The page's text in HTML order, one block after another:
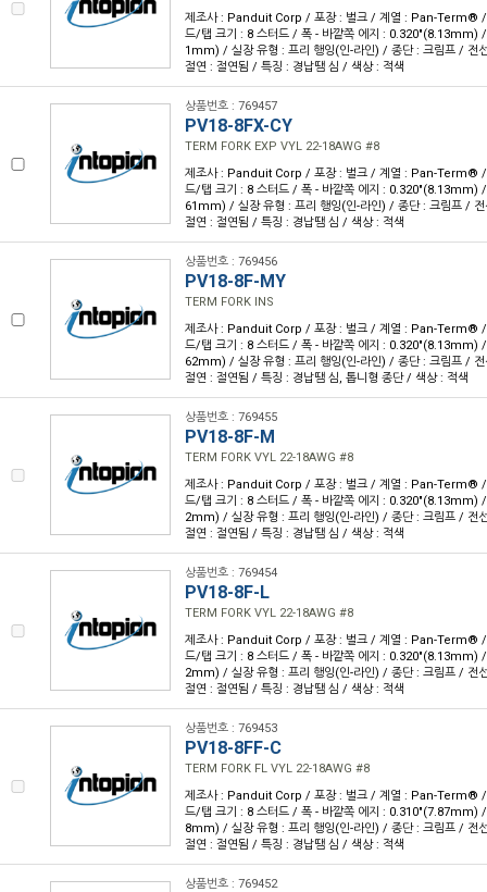
제조사 : Panduit Corp / 포장 : 벌크 / 계열 : Pan-Term® /
드/탭 크기 : 8 스터드 / 폭 - 바깥쪽 에지 : 0.320"(8.13mm)
1mm) / 실장 유형 : 프리 행잉(인-라인) / 종단 : 크림프 / 전
절연 : 절연됨 / 특징 : 경납땜 심 / 색상 : 적색
상품번호 : 769457
PV18-8FX-CY
TERM FORK EXP VYL 22-18AWG #8
제조사 : Panduit Corp / 포장 : 벌크 / 계열 : Pan-Term® /
드/탭 크기 : 8 스터드 / 폭 - 바깥쪽 에지 : 0.320"(8.13mm)
61mm) / 실장 유형 : 프리 행잉(인-라인) / 종단 : 크림프 /
절연 : 절연됨 / 특징 : 경납땜 심 / 색상 : 적색
상품번호 : 769456
PV18-8F-MY
TERM FORK INS
제조사 : Panduit Corp / 포장 : 벌크 / 계열 : Pan-Term® /
드/탭 크기 : 8 스터드 / 폭 - 바깥쪽 에지 : 0.320"(8.13mm)
62mm) / 실장 유형 : 프리 행잉(인-라인) / 종단 : 크림프 /
절연 : 절연됨 / 특징 : 경납땜 심, 톱니형 종단 / 색상 : 적색
상품번호 : 769455
PV18-8F-M
TERM FORK VYL 22-18AWG #8
제조사 : Panduit Corp / 포장 : 벌크 / 계열 : Pan-Term® /
드/탭 크기 : 8 스터드 / 폭 - 바깥쪽 에지 : 0.320"(8.13mm)
2mm) / 실장 유형 : 프리 행잉(인-라인) / 종단 : 크림프 / 전
절연 : 절연됨 / 특징 : 경납땜 심 / 색상 : 적색
상품번호 : 769454
PV18-8F-L
TERM FORK VYL 22-18AWG #8
제조사 : Panduit Corp / 포장 : 벌크 / 계열 : Pan-Term® /
드/탭 크기 : 8 스터드 / 폭 - 바깥쪽 에지 : 0.320"(8.13mm)
2mm) / 실장 유형 : 프리 행잉(인-라인) / 종단 : 크림프 / 전
절연 : 절연됨 / 특징 : 경납땜 심 / 색상 : 적색
상품번호 : 769453
PV18-8FF-C
TERM FORK FL VYL 22-18AWG #8
제조사 : Panduit Corp / 포장 : 벌크 / 계열 : Pan-Term® /
드/탭 크기 : 8 스터드 / 폭 - 바깥쪽 에지 : 0.310"(7.87mm)
8mm) / 실장 유형 : 프리 행잉(인-라인) / 종단 : 크림프 / 전
절연 : 절연됨 / 특징 : 경납땜 심 / 색상 : 적색
상품번호 : 769452